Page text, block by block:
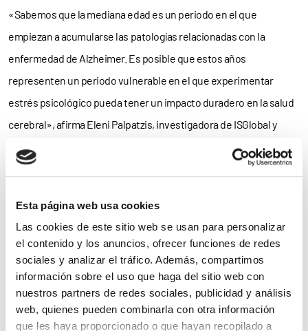
Esta página web usa cookies
Las cookies de este sitio web se usan para personalizar
el contenido y los anuncios, ofrecer funciones de redes
sociales y analizar el tráfico. Además, compartimos
información sobre el uso que haga del sitio web con
nuestros partners de redes sociales, publicidad y análisis
web, quienes pueden combinarla con otra información
que les haya proporcionado o que hayan recopilado a
«Sabemos que la mediana edad es un periodo en el que
empiezan a acumularse las patologías relacionadas con la
enfermedad de Alzheimer. Es posible que estos años
representen un periodo vulnerable en el que experimentar
estrés psicológico pueda tener un impacto duradero en la salud
cerebral», afirma Eleni Palpatzis, investigadora de ISGlobal y
primera autora del estudio.
El equipo de investigación también descubrió queniveles más
altos de experiencias estresantes en la infancia
asociados con un mayor riesgo de desarrollar neuroinflamación
en edades más avanzadas. La inflamación se ha reconocido
como una respuesta molecular clave en las enfermedades
neurodegenerativas y estos resultados están en consonancia
con las nuevas pruebas que sugieren que los traumas infantiles